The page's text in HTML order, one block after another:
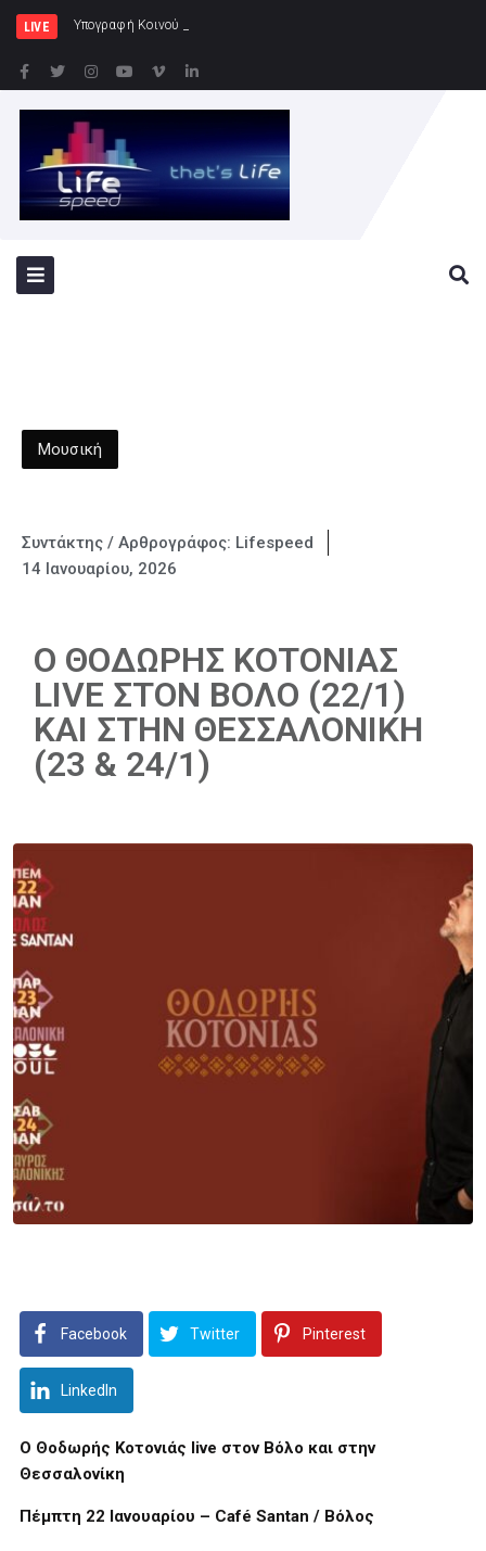
LIVE Υπογραφή Κοινού Σχεδίου Δράσης Ελλάδας
Μουσική
Συντάκτης / Αρθρογράφος: Lifespeed
14 Ιανουαρίου, 2026
Ο ΘΟΔΩΡΗΣ ΚΟΤΟΝΙΑΣ
LIVE ΣΤΟΝ ΒΟΛΟ (22/1)
ΚΑΙ ΣΤΗΝ ΘΕΣΣΑΛΟΝΙΚΗ
(23 & 24/1)
Facebook Twitter Pinterest
LinkedIn
Ο Θοδωρής Κοτονιάς live στον Βόλο και στην
Θεσσαλονίκη
Πέμπτη 22 Ιανουαρίου – Café Santan / Βόλος